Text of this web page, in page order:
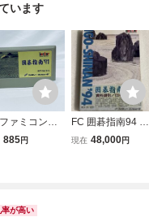
います
ァミコンソ
囲碁指南’９
885円
FC 囲碁指南94 フ
ァミコン
現在 48,000円
率が高い